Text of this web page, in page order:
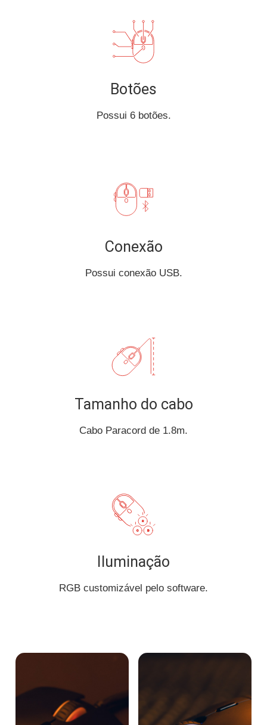
Botões
Possui 6 botões.
Conexão
Possui conexão USB.
Tamanho do cabo
Cabo Paracord de 1.8m.
Iluminação
RGB customizável pelo software.